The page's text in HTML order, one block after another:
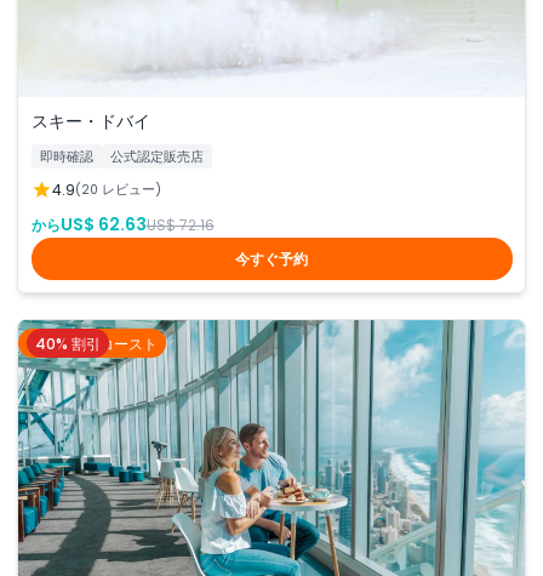
スキー・ドバイ
即時確認 公式認定販売店
4.9(20 レビュー)
からUS$ 62.63US$ 72.16
今すぐ予約
ゴールドコースト
40% 割引